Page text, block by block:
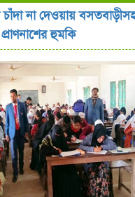
না দেওয়ায়
হুমকি